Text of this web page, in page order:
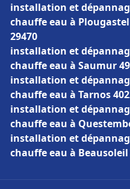
installation et
chauffe eau à
29470
installation et
chauffe eau à Saumur
installation et
chauffe eau à Tarnos
installation et
chauffe eau à
installation et
chauffe eau à Beausoleil